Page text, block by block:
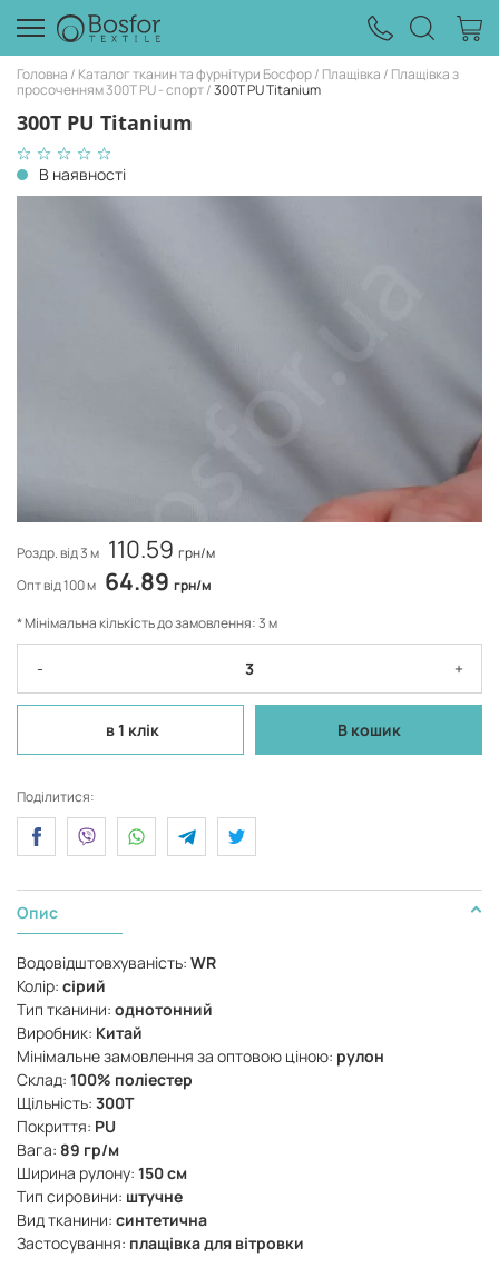
Головна Каталог тканин та фурнітури Босфор Плащівка
Плащівка з
просоченням 300Т PU - спорт 300Т PU Titanium
300Т PU Titanium
В наявності
Роздр. від 3 м 110.59 грн/м
Опт від 100 м 64.89 грн/м
* Мінімальна кількість до замовлення: 3 м
- +
в 1 клік В кошик
Поділитися:
Опис
Водовідштовхуваність: WR
Колір: сірий
Тип тканини: однотонний
Виробник: Китай
Мінімальне замовлення за оптовою ціною: рулон
Склад: 100% поліестер
Щільність: 300Т
Покриття: PU
Вага: 89 гр/м
Ширина рулону: 150 см
Тип сировини: штучне
Вид тканини: синтетична
Застосування: плащівка для вітровки